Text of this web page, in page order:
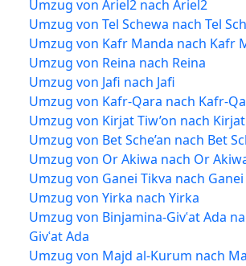
Umzug von Ariel2 nach Ariel2
Umzug von Tel Schewa nach Tel
Umzug von Kafr Manda nach Kafr
Umzug von Reina nach Reina
Umzug von Jafi nach Jafi
Umzug von Kafr-Qara nach Kafr-
Umzug von Kirjat Tiw’on nach Kirjat
Umzug von Bet Sche’an nach Bet
Umzug von Or Akiwa nach Or
Umzug von Ganei Tikva nach Ganei
Umzug von Yirka nach Yirka
Umzug von Binjamina-Givʿat Ada
Givʿat Ada
Umzug von Majd al-Kurum nach